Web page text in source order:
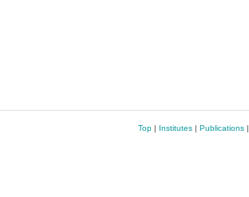
Top| Institutes| Publications|